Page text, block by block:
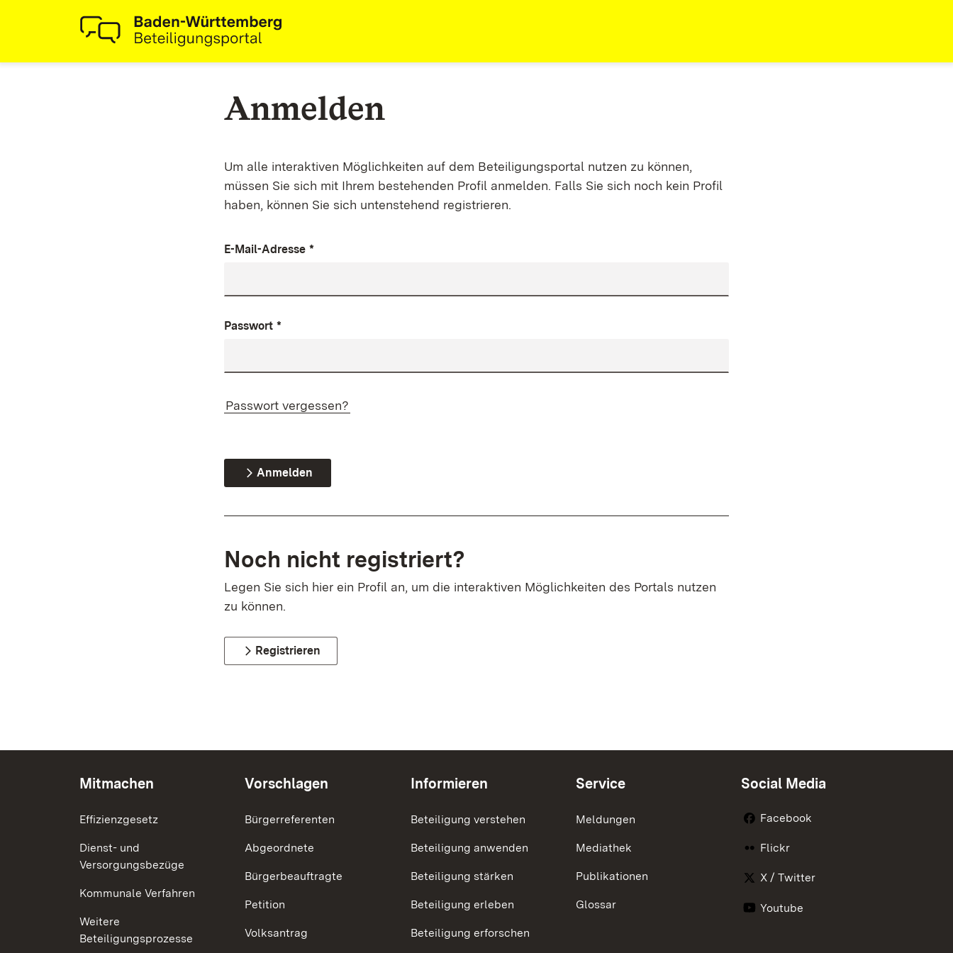
Anmelden
Um alle interaktiven Möglichkeiten auf dem Beteiligungsportal nutzen zu können,
müssen Sie sich mit Ihrem bestehenden Profil anmelden. Falls Sie sich noch kein Profil
haben, können Sie sich untenstehend registrieren.
E-Mail-Adresse *
Passwort *
Passwort vergessen?
Anmelden
Noch nicht registriert?
Legen Sie sich hier ein Profil an, um die interaktiven Möglichkeiten des Portals nutzen
zu können.
Registrieren
Mitmachen
Effizienzgesetz
Dienst- und
Versorgungsbezüge
Kommunale Verfahren
Weitere
Beteiligungsprozesse
Vorschlagen
Bürgerreferenten
Abgeordnete
Bürgerbeauftragte
Petition
Volksantrag
Informieren
Beteiligung verstehen
Beteiligung anwenden
Beteiligung stärken
Beteiligung erleben
Beteiligung erforschen
Service
Meldungen
Mediathek
Publikationen
Glossar
Social Media
Facebook
Flickr
X / Twitter
Youtube